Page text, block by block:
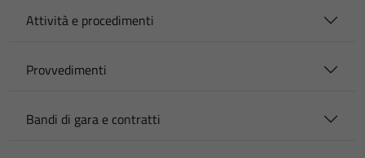
Attività e procedimenti
Provvedimenti
Bandi di gara e contratti